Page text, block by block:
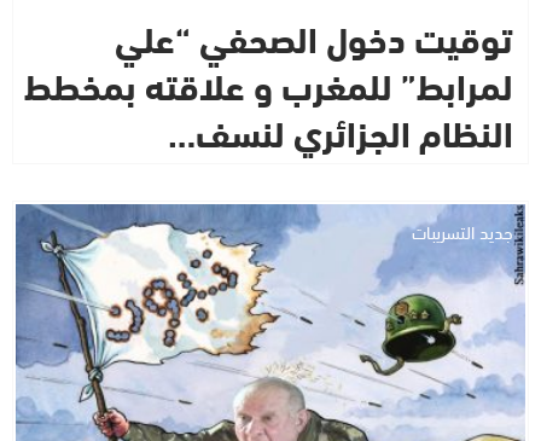
توقيت دخول الصحفي “علي
لمرابط” للمغرب و علاقته بمخطط
النظام الجزائري لنسف…
جديد التسريبات